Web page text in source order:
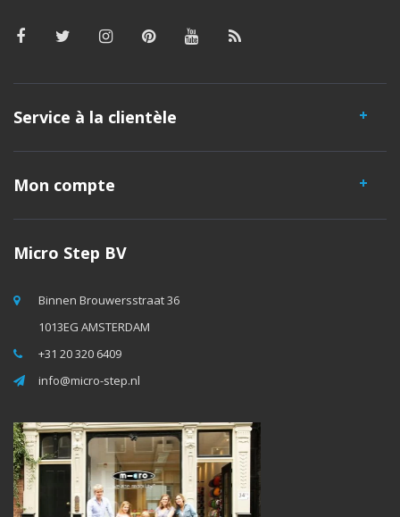
Service à la clientèle
Mon compte
Micro Step BV
Binnen Brouwersstraat 36
1013EG AMSTERDAM
+31 20 320 6409
info@micro-step.nl